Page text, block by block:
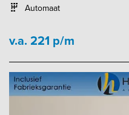
Automaat
v.a. 221 p/m